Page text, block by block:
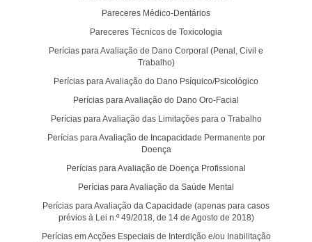
Pareceres Médico-Dentários
Pareceres Técnicos de Toxicologia
Perícias para Avaliação de Dano Corporal (Penal, Civil e
Trabalho)
Perícias para Avaliação do Dano Psíquico/Psicológico
Perícias para Avaliação do Dano Oro-Facial
Perícias para Avaliação das Limitações para o Trabalho
Perícias para Avaliação de Incapacidade Permanente por
Doença
Perícias para Avaliação de Doença Profissional
Perícias para Avaliação da Saúde Mental
Perícias para Avaliação da Capacidade (apenas para casos
prévios à Lei n.º 49/2018, de 14 de Agosto de 2018)
Perícias em Acções Especiais de Interdição e/ou Inabilitação